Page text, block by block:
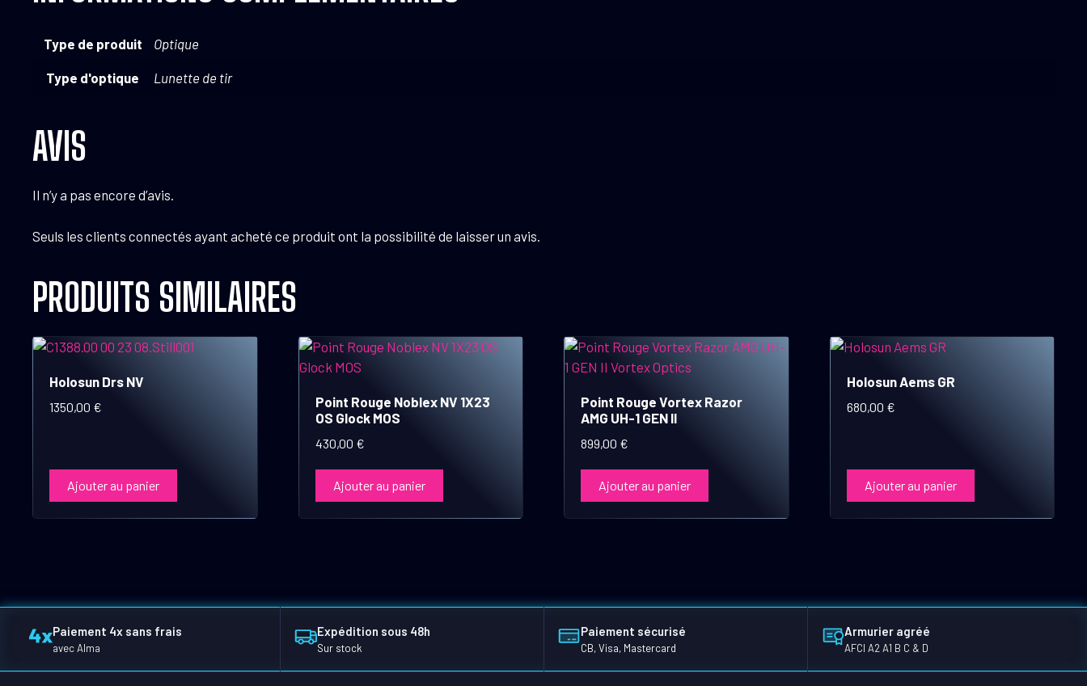
Type de produit Optique
Type d'optique Lunette de tir
AVIS
Il n’y a pas encore d’avis.
Seuls les clients connectés ayant acheté ce produit ont la possibilité de laisser un avis.
PRODUITS SIMILAIRES
Holosun Drs NV
1350,00 €
Ajouter au panier
Point Rouge Noblex NV 1X23
OS Glock MOS
430,00 €
Ajouter au panier
Point Rouge Vortex Razor
AMG UH-1 GEN II
899,00 €
Ajouter au panier
Holosun Aems GR
680,00 €
Ajouter au panier
Paiement 4x sans frais
avec Alma
Expédition sous 48h
Sur stock
Paiement sécurisé
CB, Visa, Mastercard
Armurier agréé
AFCI A2 A1 B C & D